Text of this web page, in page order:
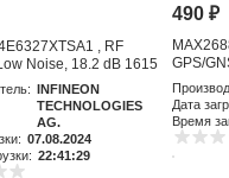
, RF
Noise, 18.2 dB 1615
TSLP-4-11
INFINEON
TECHNOLOGIES
AG.
07.08.2024
22:41:29
490₽
GPS/
Дата
Время